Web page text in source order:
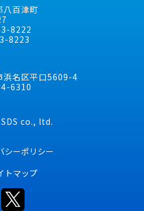
八百津町
8222
8223
浜名区平口5609-4
6310
co., ltd.
シーポリシー
トマップ